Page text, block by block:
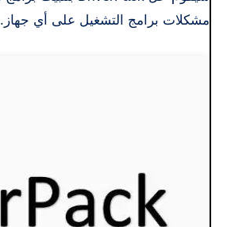
مشكلات برامج التشغيل على أي جهاز.